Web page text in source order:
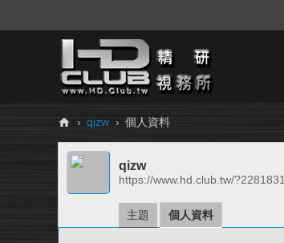
H
Cl
› qizw › 個人資料
qizw
https://www.hd.club.tw/?2281831
主題 個人資料